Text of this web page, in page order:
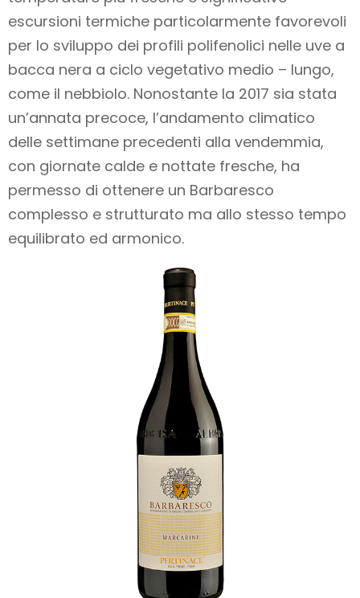
escursioni termiche particolarmente favorevoli
per lo sviluppo dei profili polifenolici nelle uve a
bacca nera a ciclo vegetativo medio – lungo,
come il nebbiolo. Nonostante la 2017 sia stata
un’annata precoce, l’andamento climatico
delle settimane precedenti alla vendemmia,
con giornate calde e nottate fresche, ha
permesso di ottenere un Barbaresco
complesso e strutturato ma allo stesso tempo
equilibrato ed armonico.